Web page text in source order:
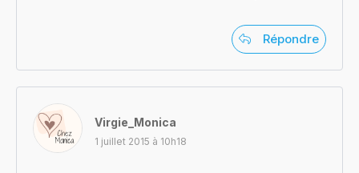
Répondre
Virgie_Monica
1 juillet 2015 à 10h18